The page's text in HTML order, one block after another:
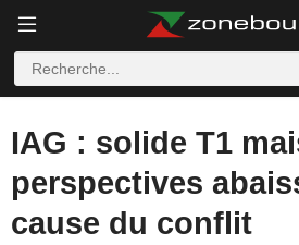
IAG : solide T1
perspectives
cause du conflit